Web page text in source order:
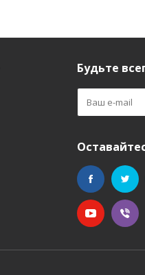
Будьте